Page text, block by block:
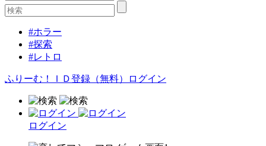
#ホラー
#探索
#レトロ
ふりーむ！ＩＤ登録（無料） ログイン
ログイン